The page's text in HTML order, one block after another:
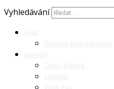
Vyhledávání